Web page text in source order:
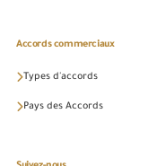
Accords commerciaux
Types d'accords
Pays des Accords